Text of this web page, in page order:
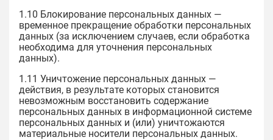
1.10 Блокирование персональных данных —
временное прекращение обработки персональных
данных (за исключением случаев, если обработка
необходима для уточнения персональных
данных).
1.11 Уничтожение персональных данных —
действия, в результате которых становится
невозможным восстановить содержание
персональных данных в информационной системе
персональных данных и (или) уничтожаются
материальные носители персональных данных.